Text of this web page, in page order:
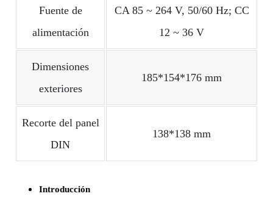
Fuente de
alimentación
CA 85 ~ 264 V, 50/60 Hz; CC
12 ~ 36 V
Dimensiones
exteriores
185*154*176 mm
Recorte del panel
DIN
138*138 mm
Introducción